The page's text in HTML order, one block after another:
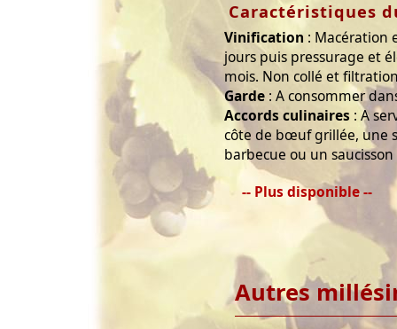
Caractéristiques
Vinification : Macération
jours puis pressurage et
mois. Non collé et
Garde : A consommer
Accords culinaires : A
côte de bœuf grillée, une
barbecue ou un
-- Plus disponible --
Autres